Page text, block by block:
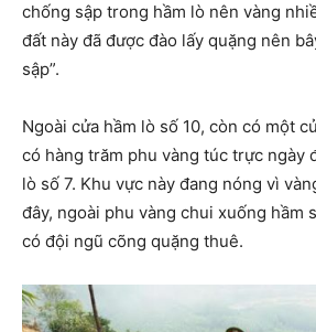
chống sập trong hầm lò nên vàng
đất này đã được đào lấy quặng nên
sập”.
Ngoài cửa hầm lò số 10, còn có một
có hàng trăm phu vàng túc trực ngày
lò số 7. Khu vực này đang nóng vì
đây, ngoài phu vàng chui xuống hầm
có đội ngũ cõng quặng thuê.